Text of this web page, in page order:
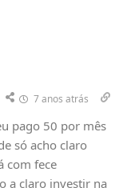
7 anos atrás
pago 50 por mês
só acho claro
com fece
a claro investir na